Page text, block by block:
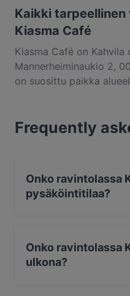
Kaikki
Kiasma Café
Kiasma Café on Kahvila
Mannerheiminaukio 2,
on suosittu paikka
ja kokea autenttinen
Helsinki.
Frequently
Onko ravintolassa
pysäköintitilaa?
Onko ravintolassa
ulkona?